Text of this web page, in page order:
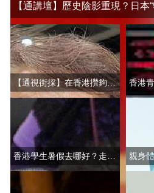
【通視街採】在香港攢夠多少錢才敢退休？有人退而不休，有人放眼大灣區